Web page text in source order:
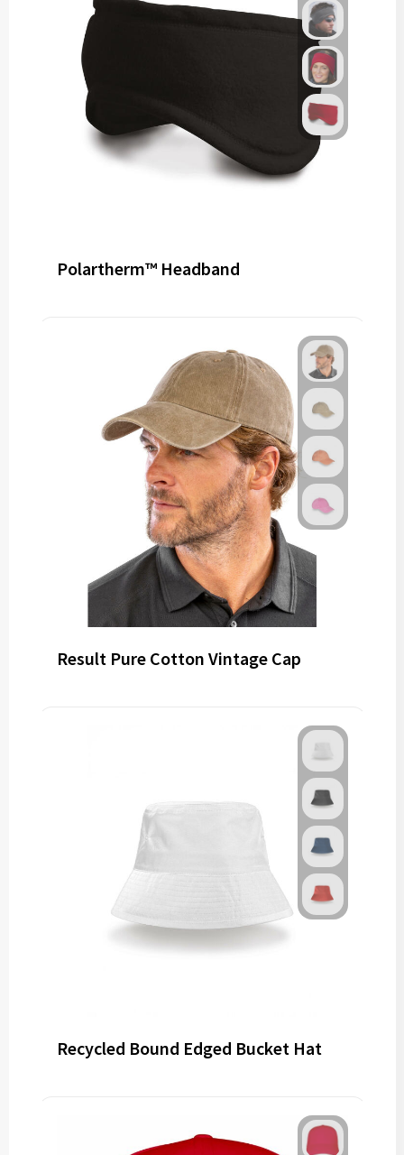
Polartherm™ Headband
Result Pure Cotton Vintage Cap
Recycled Bound Edged Bucket Hat